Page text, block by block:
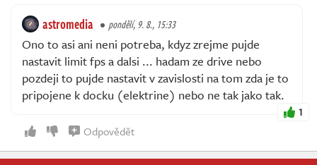
astromedia pondělí, 9. 8., 15:33
Ono to asi ani neni potreba, kdyz zrejme pujde
nastavit limit fps a dalsi ... hadam ze drive nebo
pozdeji to pujde nastavit v zavislosti na tom zda je to
pripojene k docku (elektrine) nebo ne tak jako tak.
1
Odpovědět